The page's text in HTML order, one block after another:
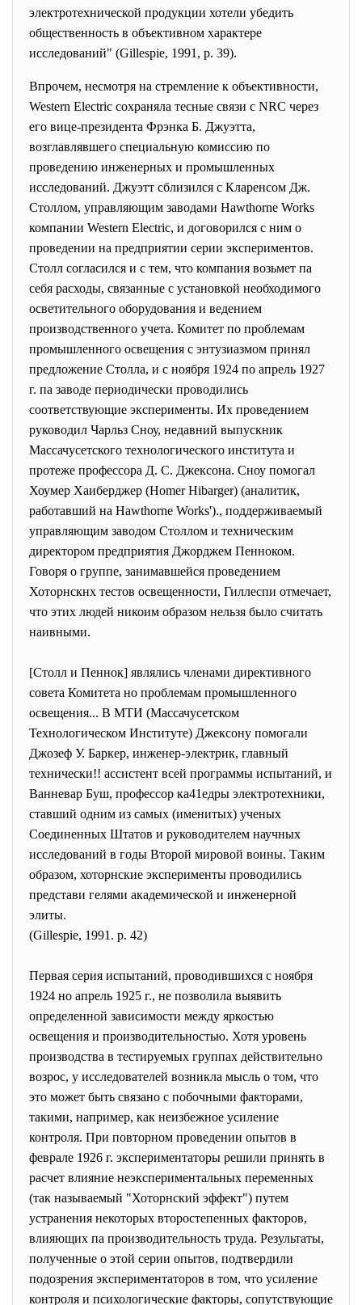
электротехнической продукции хотели убедить
общественность в объективном характере
исследований" (Gillespie, 1991, р. 39).
Впрочем, несмотря на стремление к объективности,
Western Electric сохраняла тесные связи с NRC через
его вице-президента Фрэнка Б. Джуэтта,
возглавлявшего специальную комиссию по
проведению инженерных и промышленных
исследований. Джуэтт сблизился с Кларенсом Дж.
Столлом, управляющим заводами Hawthorne Works
компании Western Electric, и договорился с ним о
проведении на предприятии серии экспериментов.
Столл согласился и с тем, что компания возьмет па
себя расходы, связанные с установкой необходимого
осветительного оборудования и ведением
производственного учета. Комитет по проблемам
промышленного освещения с энтузиазмом принял
предложение Столла, и с ноября 1924 по апрель 1927
г. па заводе периодически проводились
соответствующие эксперименты. Их проведением
руководил Чарльз Сноу, недавний выпускник
Массачусетского технологического института и
протеже профессора Д. С. Джексона. Сноу помогал
Хоумер Хаиберджер (Homer Hibarger) (аналитик,
работавший на Hawthorne Works')., поддерживаемый
управляющим заводом Столлом и техническим
директором предприятия Джорджем Пенноком.
Говоря о группе, занимавшейся проведением
Хоторнскнх тестов освещенности, Гиллеспи отмечает,
что этих людей никоим образом нельзя было считать
наивными.
[Столл и Пеннок] являлись членами директивного
совета Комитета но проблемам промышленного
освещения... В МТИ (Массачусетском
Технологическом Институте) Джексону помогали
Джозеф У. Баркер, инженер-электрик, главный
технически!! ассистент всей программы испытаний, и
Ванневар Буш, профессор ка41едры электротехники,
ставший одним из самых (именитых) ученых
Соединенных Штатов и руководителем научных
исследований в годы Второй мировой воины. Таким
образом, хоторнские эксперименты проводились
представи гелями академической и инженерной
элиты.
(Gillespie, 1991. р. 42)
Первая серия испытаний, проводившихся с ноября
1924 но апрель 1925 г., не позволила выявить
определенной зависимости между яркостью
освещения и производительностью. Хотя уровень
производства в тестируемых группах действительно
возрос, у исследователей возникла мысль о том, что
это может быть связано с побочными факторами,
такими, например, как неизбежное усиление
контроля. При повторном проведении опытов в
феврале 1926 г. экспериментаторы решили принять в
расчет влияние неэкспериментальных переменных
(так называемый "Хоторнский эффект") путем
устранения некоторых второстепенных факторов,
влияющих па производительность труда. Результаты,
полученные о этой серии опытов, подтвердили
подозрения экспериментаторов в том, что усиление
контроля и психологические факторы, сопутствующие